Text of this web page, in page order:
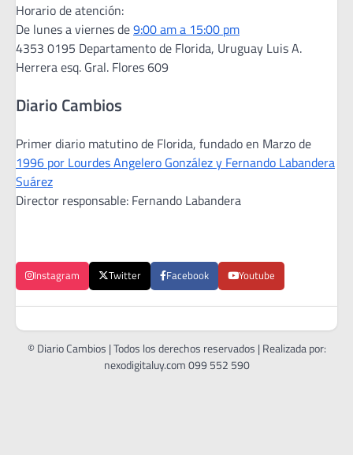
Horario de atención:
De lunes a viernes de9:00 am a 15:00 pm
4353 0195 Departamento de Florida, Uruguay Luis A.
Herrera esq. Gral. Flores 609
Diario Cambios
Primer diario matutino de Florida, fundado en Marzo de
1996 por Lourdes Angelero González y Fernando Labandera
Suárez
Director responsable: Fernando Labandera
Instagram Twitter Facebook Youtube